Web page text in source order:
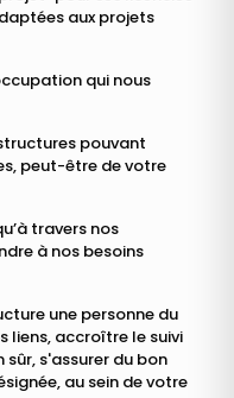
aux projets
qui nous
pouvant
peut-être de votre
travers nos
à nos besoins
une personne du
liens, accroître le suivi
s'assurer du bon
au sein de votre